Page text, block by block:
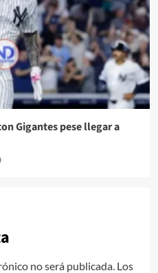
Gigantes pese llegar a
no será publicada. Los